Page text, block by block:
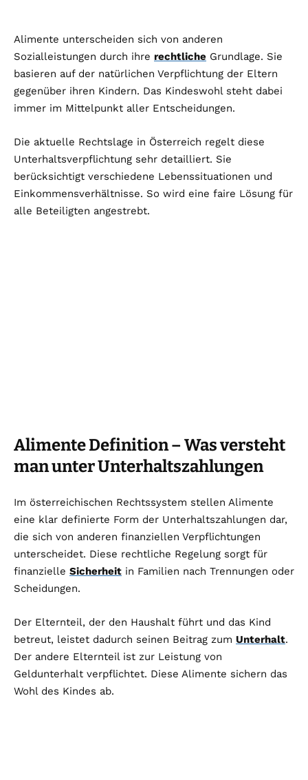
Alimente unterscheiden sich von anderen
Sozialleistungen durch ihre rechtliche Grundlage. Sie
basieren auf der natürlichen Verpflichtung der Eltern
gegenüber ihren Kindern. Das Kindeswohl steht dabei
immer im Mittelpunkt aller Entscheidungen.
Die aktuelle Rechtslage in Österreich regelt diese
Unterhaltsverpflichtung sehr detailliert. Sie
berücksichtigt verschiedene Lebenssituationen und
Einkommensverhältnisse. So wird eine faire Lösung für
alle Beteiligten angestrebt.
Alimente Definition – Was versteht
man unter Unterhaltszahlungen
Im österreichischen Rechtssystem stellen Alimente
eine klar definierte Form der Unterhaltszahlungen dar,
die sich von anderen finanziellen Verpflichtungen
unterscheidet. Diese rechtliche Regelung sorgt für
finanzielle Sicherheit in Familien nach Trennungen oder
Scheidungen.
Der Elternteil, der den Haushalt führt und das Kind
betreut, leistet dadurch seinen Beitrag zum Unterhalt.
Der andere Elternteil ist zur Leistung von
Geldunterhalt verpflichtet. Diese Alimente sichern das
Wohl des Kindes ab.